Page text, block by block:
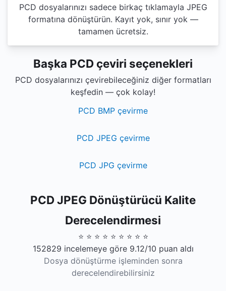
PCD dosyalarınızı sadece birkaç tıklamayla JPEG
formatına dönüştürün. Kayıt yok, sınır yok —
tamamen ücretsiz.
Başka PCD çeviri seçenekleri
PCD dosyalarınızı çevirebileceğiniz diğer formatları
keşfedin — çok kolay!
PCD BMP çevirme
PCD JPEG çevirme
PCD JPG çevirme
PCD JPEG Dönüştürücü Kalite
Derecelendirmesi
⭐ ⭐ ⭐ ⭐ ⭐ ⭐ ⭐ ⭐ ⭐
152829 incelemeye göre 9.12/10 puan aldı
Dosya dönüştürme işleminden sonra
derecelendirebilirsiniz